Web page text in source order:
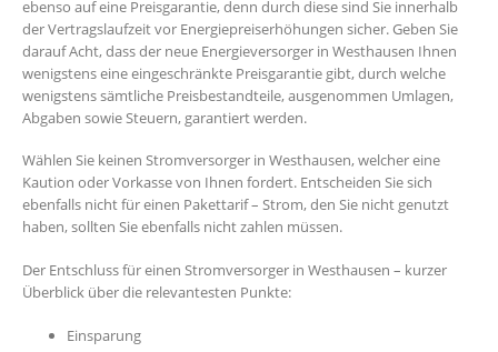
ebenso auf eine Preisgarantie, denn durch diese sind Sie innerhalb
der Vertragslaufzeit vor Energiepreiserhöhungen sicher. Geben Sie
darauf Acht, dass der neue Energieversorger in Westhausen Ihnen
wenigstens eine eingeschränkte Preisgarantie gibt, durch welche
wenigstens sämtliche Preisbestandteile, ausgenommen Umlagen,
Abgaben sowie Steuern, garantiert werden.
Wählen Sie keinen Stromversorger in Westhausen, welcher eine
Kaution oder Vorkasse von Ihnen fordert. Entscheiden Sie sich
ebenfalls nicht für einen Pakettarif – Strom, den Sie nicht genutzt
haben, sollten Sie ebenfalls nicht zahlen müssen.
Der Entschluss für einen Stromversorger in Westhausen – kurzer
Überblick über die relevantesten Punkte:
Einsparung